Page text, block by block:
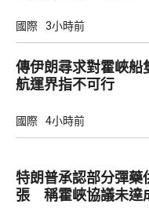
國際 3小時前
傳伊朗尋求對霍峽
航運界指不可行
國際 4小時前
特朗普承認部分彈藥
張 稱霍峽協議未達